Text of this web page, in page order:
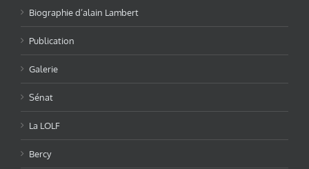
Biographie d’alain Lambert
Publication
Galerie
Sénat
La LOLF
Bercy